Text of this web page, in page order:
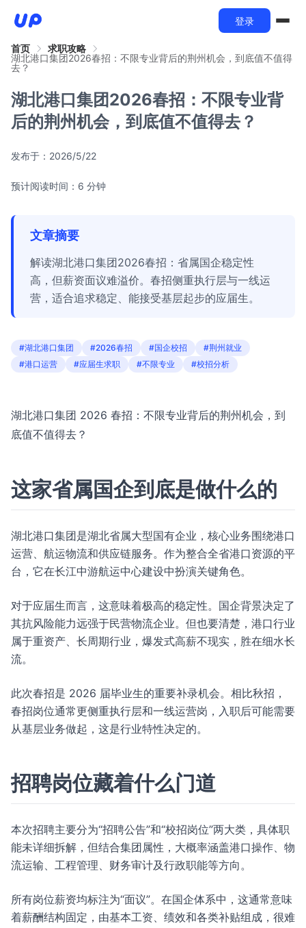
登录
首页
求职攻略
湖北港口集团2026春招：不限专业背后的荆州机会，到底值不值得
去？
湖北港口集团2026春招：不限专业背
后的荆州机会，到底值不值得去？
发布于： 2026/5/22
预计阅读时间：6 分钟
文章摘要
解读湖北港口集团2026春招：省属国企稳定性
高，但薪资面议难溢价。春招侧重执行层与一线运
营，适合追求稳定、能接受基层起步的应届生。
#湖北港口集团 #2026春招 #国企校招
#荆州就业
#港口运营
#应届生求职 #不限专业 #校招分析
湖北港口集团 2026 春招：不限专业背后的荆州机会，到
底值不值得去？
这家省属国企到底是做什么的
湖北港口集团是湖北省属大型国有企业，核心业务围绕港口
运营、航运物流和供应链服务。作为整合全省港口资源的平
台，它在长江中游航运中心建设中扮演关键角色。
对于应届生而言，这意味着极高的稳定性。国企背景决定了
其抗风险能力远强于民营物流企业。但也要清楚，港口行业
属于重资产、长周期行业，爆发式高薪不现实，胜在细水长
流。
此次春招是 2026 届毕业生的重要补录机会。相比秋招，
春招岗位通常更侧重执行层和一线运营岗，入职后可能需要
从基层业务做起，这是行业特性决定的。
招聘岗位藏着什么门道
本次招聘主要分为“招聘公告”和“校招岗位”两大类，具体职
能未详细拆解，但结合集团属性，大概率涵盖港口操作、物
流运输、工程管理、财务审计及行政职能等方向。
所有岗位薪资均标注为“面议”。在国企体系中，这通常意味
着薪酬结构固定，由基本工资、绩效和各类补贴组成，很难